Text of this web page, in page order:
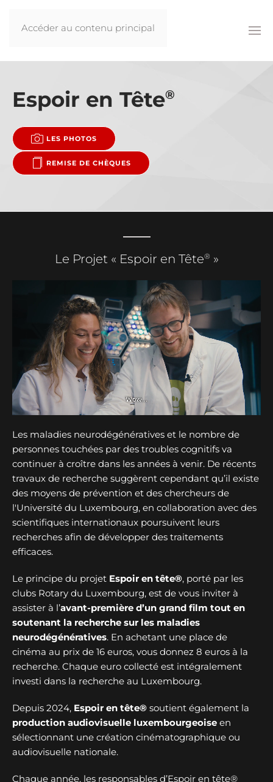
Accéder au contenu principal
Espoir en Tête®
LES PHOTOS
REMISE DE CHÈQUES
Le Projet « Espoir en Tête® »
Les maladies neurodégénératives et le nombre de
personnes touchées par des troubles cognitifs va
continuer à croître dans les années à venir. De récents
travaux de recherche suggèrent cependant qu’il existe
des moyens de prévention et des chercheurs de
l'Université du Luxembourg, en collaboration avec des
scientifiques internationaux poursuivent leurs
recherches afin de développer des traitements
efficaces.
Le principe du projet Espoir en tête®, porté par les
clubs Rotary du Luxembourg, est de vous inviter à
assister à l’avant-première d’un grand film tout en
soutenant la recherche sur les maladies
neurodégénératives. En achetant une place de
cinéma au prix de 16 euros, vous donnez 8 euros à la
recherche. Chaque euro collecté est intégralement
investi dans la recherche au Luxembourg.
Depuis 2024, Espoir en tête® soutient également la
production audiovisuelle luxembourgeoise en
sélectionnant une création cinématographique ou
audiovisuelle nationale.
Chaque année, les responsables d’Espoir en tête®